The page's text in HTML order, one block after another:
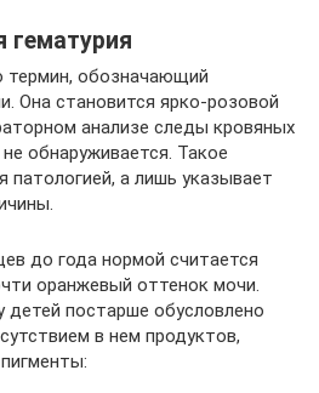
гематурия
термин, обозначающий
Она становится ярко-розовой
анализе следы кровяных
обнаруживается. Такое
патологией, а лишь указывает
до года нормой считается
оранжевый оттенок мочи.
детей постарше обусловлено
в нем продуктов,